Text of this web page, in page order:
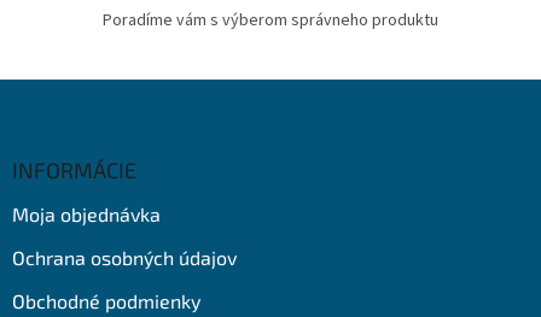
Poradíme vám s výberom správneho produktu
INFORMÁCIE
Moja objednávka
Ochrana osobných údajov
Obchodné podmienky